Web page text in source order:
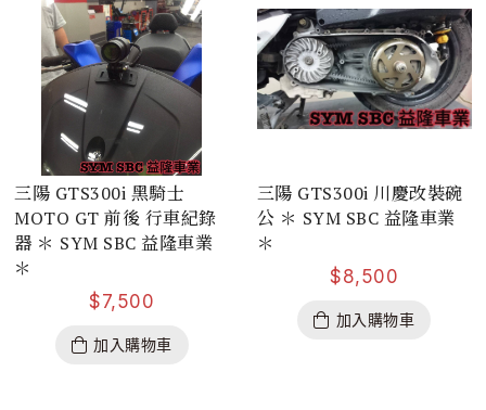
三陽 GTS300i 黑騎士
MOTO GT 前後 行車紀錄
器 ＊ SYM SBC 益隆車業
＊
$7,500
加入購物車
三陽 GTS300i 川慶改裝碗
公 ＊ SYM SBC 益隆車業
＊
$8,500
加入購物車